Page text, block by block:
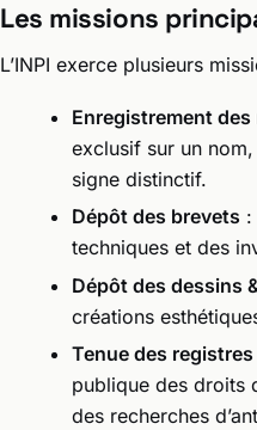
Les missions
L’INPI exerce plusieurs
Enregistrement des
exclusif sur un
signe distinctif.
Dépôt des brevets :
techniques et des
Dépôt des dessins
créations
Tenue des
publique des droits
des recherches